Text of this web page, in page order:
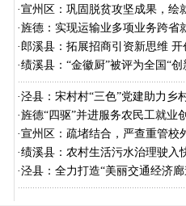
·宣州区：巩固脱贫攻坚成果，绘
·旌德：实现运输业多项业务跨省
·郎溪县：拓展招商引资新思维
·绩溪县：“金徽厨”被评为全国“
·泾县：宋村村“三色”党建助力乡
·旌德“四驱”并进服务农民工就业
·宣州区：疏堵结合，严查重管校
·绩溪县：农村生活污水治理驶入
·泾县：全力打造“美丽交通经济廊